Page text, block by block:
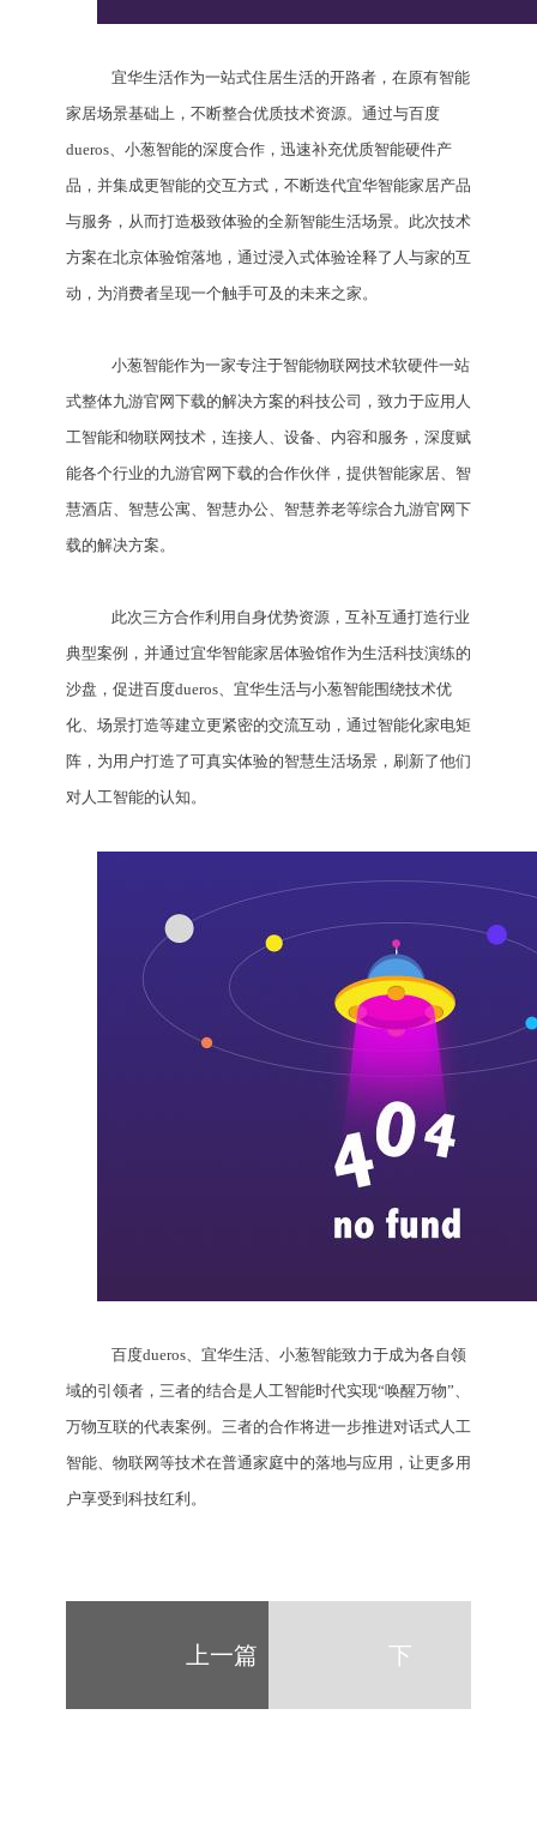
宜华生活作为一站式住居生活的开路者，在原有智能
家居场景基础上，不断整合优质技术资源。通过与百度
dueros、小葱智能的深度合作，迅速补充优质智能硬件产
品，并集成更智能的交互方式，不断迭代宜华智能家居产品
与服务，从而打造极致体验的全新智能生活场景。此次技术
方案在北京体验馆落地，通过浸入式体验诠释了人与家的互
动，为消费者呈现一个触手可及的未来之家。
小葱智能作为一家专注于智能物联网技术软硬件一站
式整体九游官网下载的解决方案的科技公司，致力于应用人
工智能和物联网技术，连接人、设备、内容和服务，深度赋
能各个行业的九游官网下载的合作伙伴，提供智能家居、智
慧酒店、智慧公寓、智慧办公、智慧养老等综合九游官网下
载的解决方案。
此次三方合作利用自身优势资源，互补互通打造行业
典型案例，并通过宜华智能家居体验馆作为生活科技演练的
沙盘，促进百度dueros、宜华生活与小葱智能围绕技术优
化、场景打造等建立更紧密的交流互动，通过智能化家电矩
阵，为用户打造了可真实体验的智慧生活场景，刷新了他们
对人工智能的认知。
百度dueros、宜华生活、小葱智能致力于成为各自领
域的引领者，三者的结合是人工智能时代实现“唤醒万物”、
万物互联的代表案例。三者的合作将进一步推进对话式人工
智能、物联网等技术在普通家庭中的落地与应用，让更多用
户享受到科技红利。
上一篇 下